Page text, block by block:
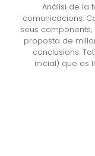
Anàlisi de la
comunicacions.
seus
proposta de
conclusions.
inicial) que es